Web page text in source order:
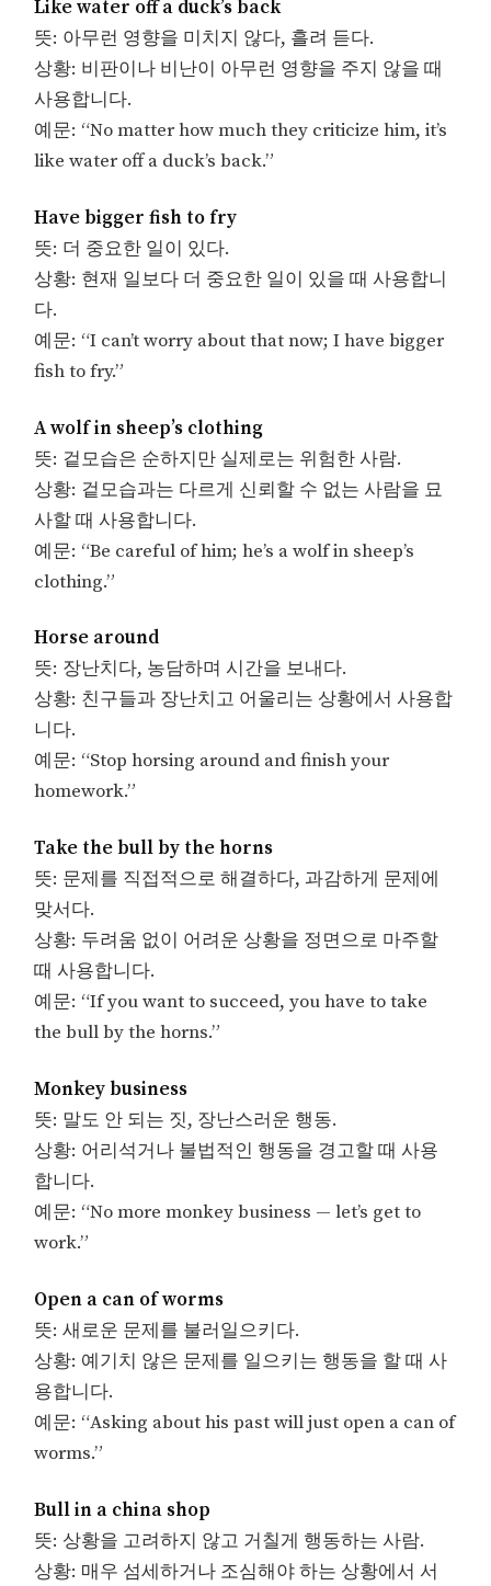
Like water off a duck’s back
뜻: 아무런 영향을 미치지 않다, 흘려 듣다.
상황: 비판이나 비난이 아무런 영향을 주지 않을 때
사용합니다.
예문: “No matter how much they criticize him, it’s
like water off a duck’s back.”
Have bigger fish to fry
뜻: 더 중요한 일이 있다.
상황: 현재 일보다 더 중요한 일이 있을 때 사용합니
다.
예문: “I can’t worry about that now; I have bigger
fish to fry.”
A wolf in sheep’s clothing
뜻: 겉모습은 순하지만 실제로는 위험한 사람.
상황: 겉모습과는 다르게 신뢰할 수 없는 사람을 묘
사할 때 사용합니다.
예문: “Be careful of him; he’s a wolf in sheep’s
clothing.”
Horse around
뜻: 장난치다, 농담하며 시간을 보내다.
상황: 친구들과 장난치고 어울리는 상황에서 사용합
니다.
예문: “Stop horsing around and finish your
homework.”
Take the bull by the horns
뜻: 문제를 직접적으로 해결하다, 과감하게 문제에
맞서다.
상황: 두려움 없이 어려운 상황을 정면으로 마주할
때 사용합니다.
예문: “If you want to succeed, you have to take
the bull by the horns.”
Monkey business
뜻: 말도 안 되는 짓, 장난스러운 행동.
상황: 어리석거나 불법적인 행동을 경고할 때 사용
합니다.
예문: “No more monkey business — let’s get to
work.”
Open a can of worms
뜻: 새로운 문제를 불러일으키다.
상황: 예기치 않은 문제를 일으키는 행동을 할 때 사
용합니다.
예문: “Asking about his past will just open a can of
worms.”
Bull in a china shop
뜻: 상황을 고려하지 않고 거칠게 행동하는 사람.
상황: 매우 섬세하거나 조심해야 하는 상황에서 서